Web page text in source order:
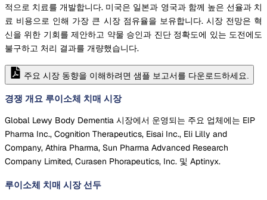
적으로 치료를 개발합니다. 미국은 일본과 영국과 함께 높은 선율과 치
료 비용으로 인해 가장 큰 시장 점유율을 보유합니다. 시장 전망은 혁
신을 위한 기회를 제안하고 약물 승인과 진단 정확도에 있는 도전에도
불구하고 처리 결과를 개량했습니다.
주요 시장 동향을 이해하려면 샘플 보고서를 다운로드하세요.
경쟁 개요 루이소체 치매 시장
Global Lewy Body Dementia 시장에서 운영되는 주요 업체에는 EIP
Pharma Inc., Cognition Therapeutics, Eisai Inc., Eli Lilly and
Company, Athira Pharma, Sun Pharma Advanced Research
Company Limited, Curasen Phorapeutics, Inc. 및 Aptinyx.
루이소체 치매 시장 선두